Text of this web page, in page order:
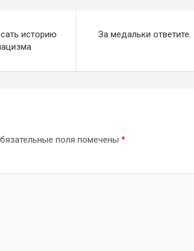
историю
За медальки
поля помечены *